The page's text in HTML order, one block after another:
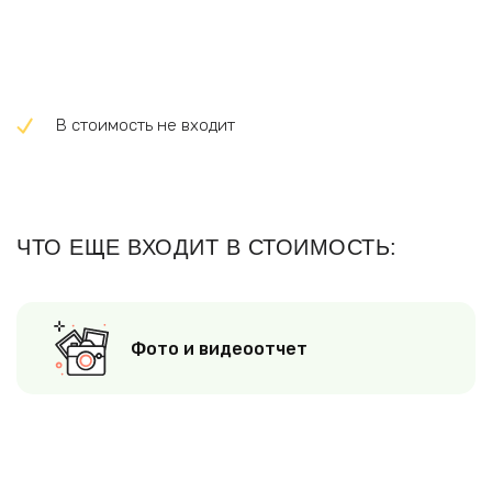
В стоимость не входит
ЧТО ЕЩЕ ВХОДИТ В СТОИМОСТЬ:
Фото и видеоотчет